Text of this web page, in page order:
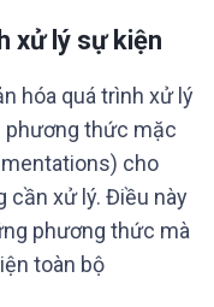
xử lý sự kiện
hóa quá trình xử lý
phương thức mặc
cho
cần xử lý. Điều này
phương thức mà
toàn bộ